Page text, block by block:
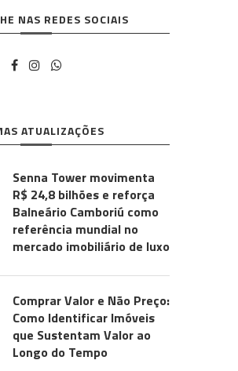
NAS REDES SOCIAIS
ATUALIZAÇÕES
Senna Tower movimenta
R$ 24,8 bilhões e reforça
Balneário Camboriú como
referência mundial no
mercado imobiliário de luxo
Comprar Valor e Não Preço:
Como Identificar Imóveis
que Sustentam Valor ao
Longo do Tempo